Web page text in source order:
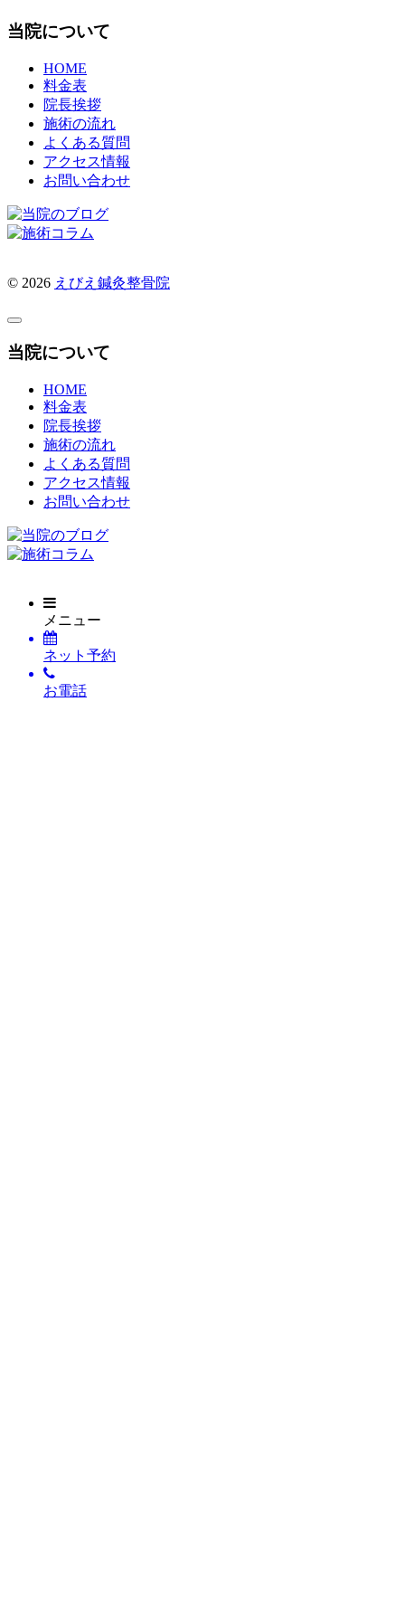
当院について
HOME
料金表
院長挨拶
施術の流れ
よくある質問
アクセス情報
お問い合わせ
© 2026 えびえ鍼灸整骨院
当院について
HOME
料金表
院長挨拶
施術の流れ
よくある質問
アクセス情報
お問い合わせ
メニュー
ネット予約
お電話